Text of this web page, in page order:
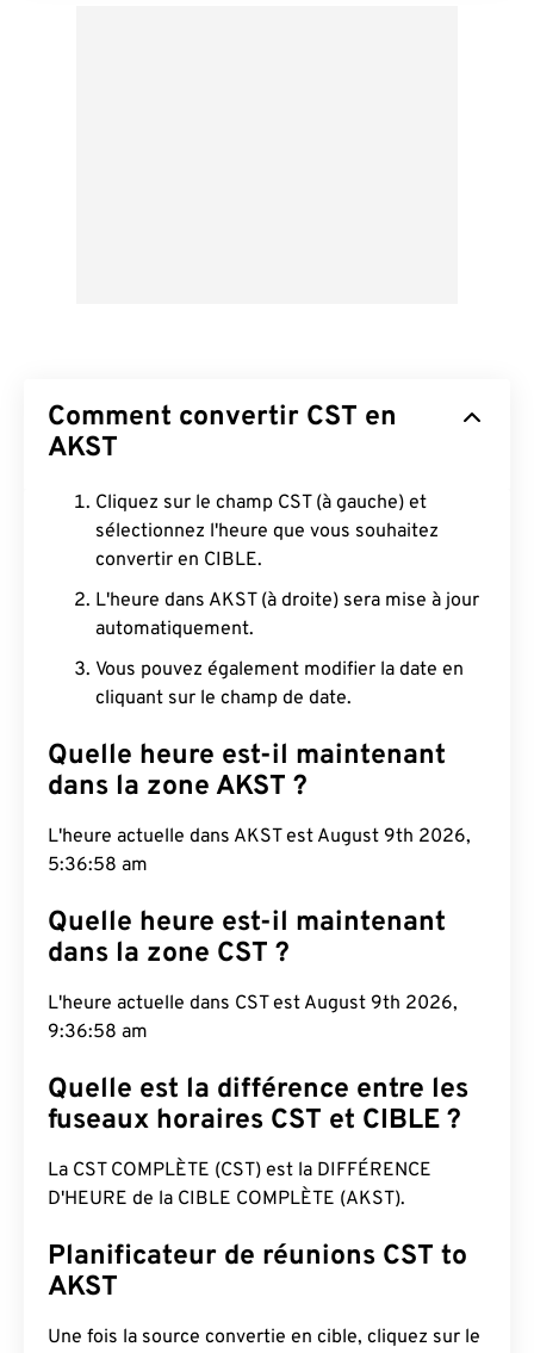
Comment convertir CST en
AKST
Cliquez sur le champ CST (à gauche) et
sélectionnez l'heure que vous souhaitez
convertir en CIBLE.
L'heure dans AKST (à droite) sera mise à jour
automatiquement.
Vous pouvez également modifier la date en
cliquant sur le champ de date.
Quelle heure est-il maintenant
dans la zone AKST ?
L'heure actuelle dans AKST est August 9th 2026,
5:36:59 am
Quelle heure est-il maintenant
dans la zone CST ?
L'heure actuelle dans CST est August 9th 2026,
9:36:59 am
Quelle est la différence entre les
fuseaux horaires CST et CIBLE ?
La CST COMPLÈTE (CST) est la DIFFÉRENCE
D'HEURE de la CIBLE COMPLÈTE (AKST).
Planificateur de réunions CST to
AKST
Une fois la source convertie en cible, cliquez sur le